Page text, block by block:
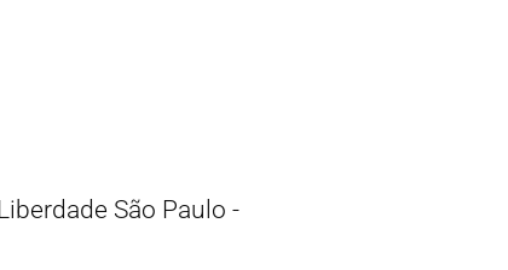
São Paulo -